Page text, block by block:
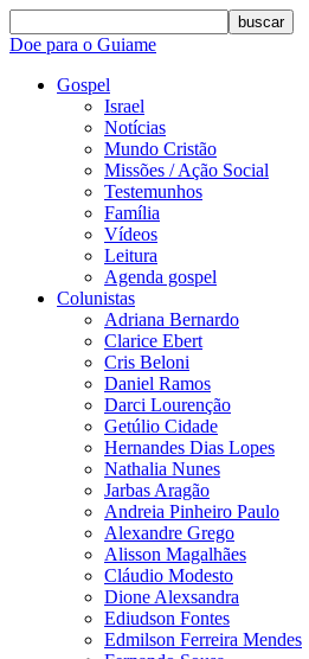
buscar
Doe para o Guiame
Gospel
Israel
Notícias
Mundo Cristão
Missões / Ação Social
Testemunhos
Família
Vídeos
Leitura
Agenda gospel
Colunistas
Adriana Bernardo
Clarice Ebert
Cris Beloni
Daniel Ramos
Darci Lourenção
Getúlio Cidade
Hernandes Dias Lopes
Nathalia Nunes
Jarbas Aragão
Andreia Pinheiro Paulo
Alexandre Grego
Alisson Magalhães
Cláudio Modesto
Dione Alexsandra
Ediudson Fontes
Edmilson Ferreira Mendes